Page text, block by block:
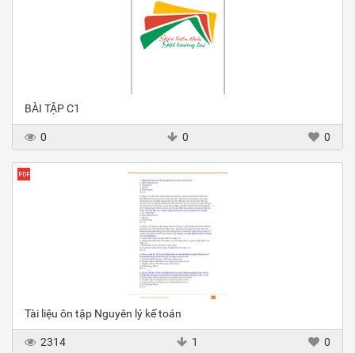
BÀI TẬP C1
0 0 0
Tài liệu ôn tập Nguyên lý kế toán
2314 1 0